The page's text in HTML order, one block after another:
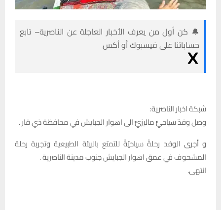
🔔 كن أول من يعرف الأخبار العاجلة عن الناصرية– تابع
حساباتنا على فيسبوك أو أكس
شبكة اخبار الناصرية:
وصل وفدٌ سياحيٌّ ماليزيٌّ الى اهوار الجبايش في محافظة ذي قار .
و أجرى الوفد رحلةً سياحيّةً للتمتع بالبيئة الطبيعية وتجربة رحلة
المشحوف في عمق اهوار الجبايش جنوب مدينة الناصرية .
انتهى.